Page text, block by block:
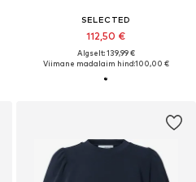
SELECTED
112,50 €
Algselt: 139,99 €
Viimane madalaim hind:100,00 €